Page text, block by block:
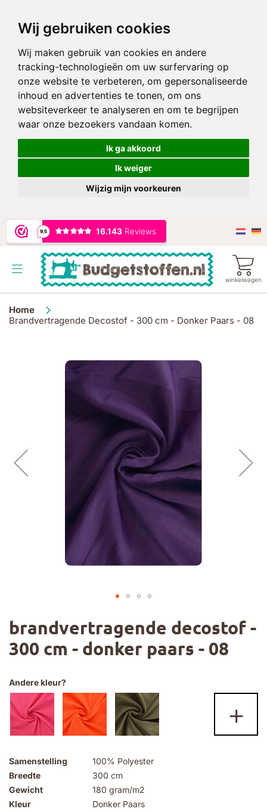
Wij gebruiken cookies
Wij maken gebruik van cookies en andere
tracking-technologieën om uw surfervaring op
onze website te verbeteren, om gepersonaliseerde
inhoud en advertenties te tonen, om ons
websiteverkeer te analyseren en om te begrijpen
waar onze bezoekers vandaan komen.
Ik ga akkoord
Ik weiger
Wijzig mijn voorkeuren
naar
de
winkelwagen
Home
Brandvertragende Decostof - 300 cm - Donker Paars - 08
brandvertragende decostof -
300 cm - donker paars - 08
Samenstelling
100% Polyester
Breedte
300 cm
Gewicht
180 gram/m2
Kleur
Donker Paars
Andere kleur?
+
naar
het
begin
van
afbeeldingen-
gallerij